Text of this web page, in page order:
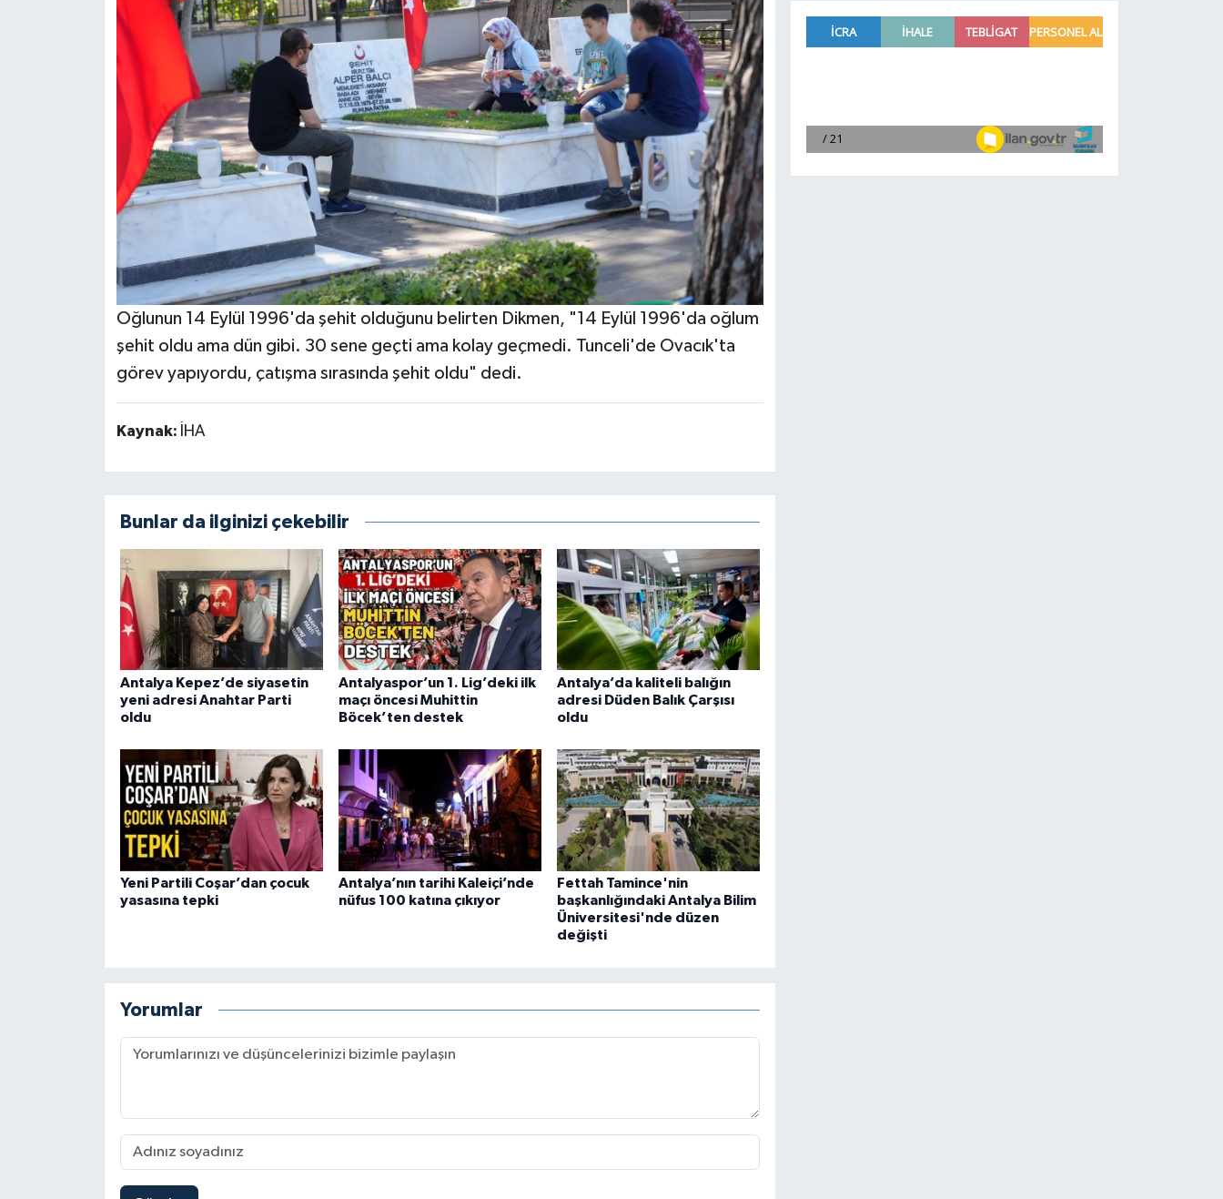
Oğlunun 14 Eylül 1996'da şehit olduğunu belirten Dikmen, "14 Eylül 1996'da oğlum
şehit oldu ama dün gibi. 30 sene geçti ama kolay geçmedi. Tunceli'de Ovacık'ta
görev yapıyordu, çatışma sırasında şehit oldu" dedi.
Kaynak: İHA
Bunlar da ilginizi çekebilir
Antalya Kepez’de siyasetin
yeni adresi Anahtar Parti
oldu
Antalyaspor’un 1. Lig’deki ilk
maçı öncesi Muhittin
Böcek’ten destek
Antalya’da kaliteli balığın
adresi Düden Balık Çarşısı
oldu
Yeni Partili Coşar’dan çocuk
yasasına tepki
Antalya’nın tarihi Kaleiçi’nde
nüfus 100 katına çıkıyor
Fettah Tamince'nin
başkanlığındaki Antalya Bilim
Üniversitesi'nde düzen
değişti
Yorumlar